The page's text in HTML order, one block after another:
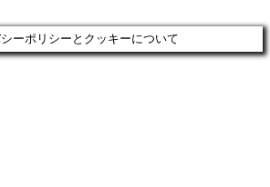
ーポリシーとクッキーについて